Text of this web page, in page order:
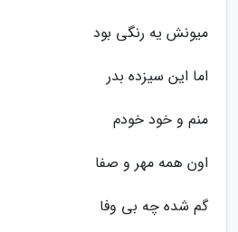
میونش یه رنگی بود
اما این سیزده بدر
منم و خود خودم
اون همه مهر و صفا
گم شده چه بی وفا